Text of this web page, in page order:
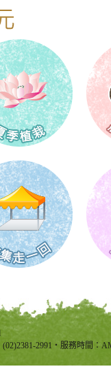
2991‧服務時間：